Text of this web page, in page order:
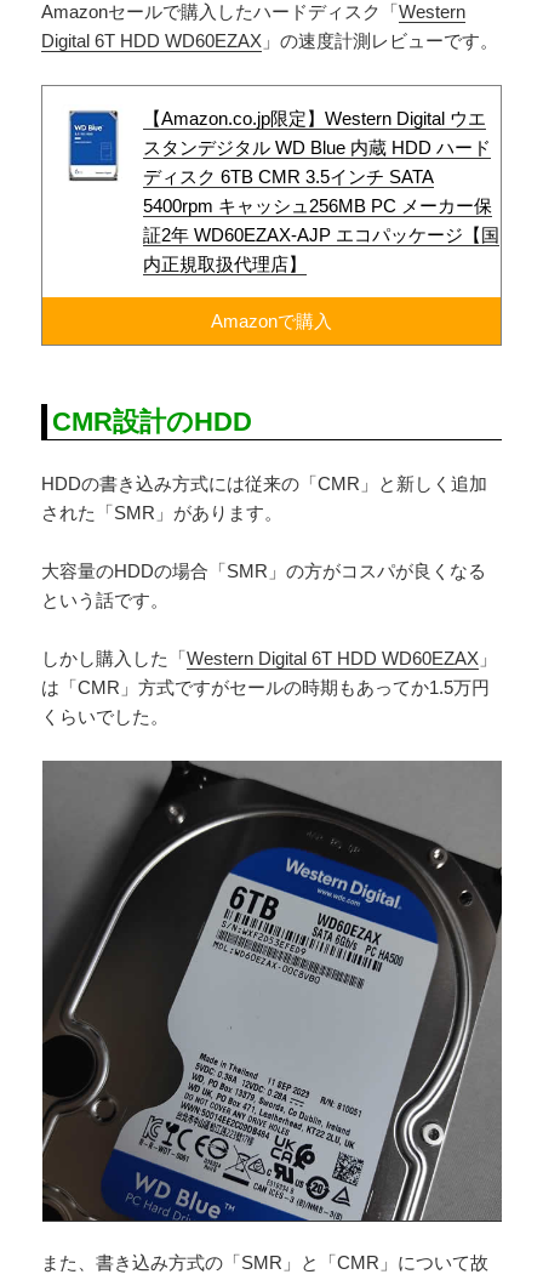
Amazonセールで購入したハードディスク「Western
Digital 6T HDD WD60EZAX 」の速度計測レビューです。
【Amazon.co.jp限定】Western Digital ウエ
スタンデジタル WD Blue 内蔵 HDD ハード
ディスク 6TB CMR 3.5インチ SATA
5400rpm キャッシュ256MB PC メーカー保
証2年 WD60EZAX-AJP エコパッケージ【国
内正規取扱代理店】
Amazonで購入
CMR設計のHDD
HDDの書き込み方式には従来の「CMR」と新しく追加
された「SMR」があります。
大容量のHDDの場合「SMR」の方がコスパが良くなる
という話です。
しかし購入した「Western Digital 6T HDD WD60EZAX 」
は「CMR」方式ですがセールの時期もあってか1.5万円
くらいでした。
また、書き込み方式の「SMR」と「CMR」について故